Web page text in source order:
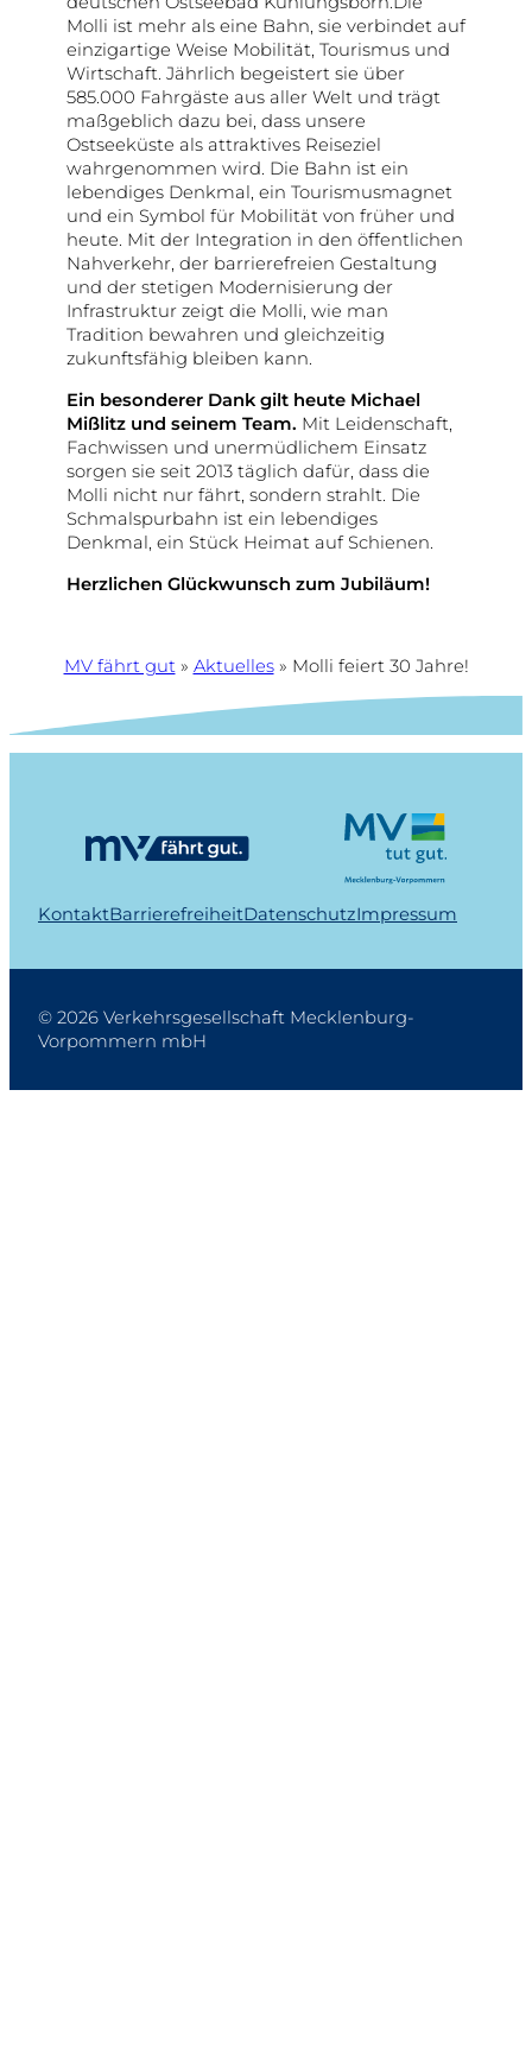
Molli ist mehr als eine Bahn, sie verbindet auf
einzigartige Weise Mobilität, Tourismus und
Wirtschaft. Jährlich begeistert sie über
585.000 Fahrgäste aus aller Welt und trägt
maßgeblich dazu bei, dass unsere
Ostseeküste als attraktives Reiseziel
wahrgenommen wird. Die Bahn ist ein
lebendiges Denkmal, ein Tourismusmagnet
und ein Symbol für Mobilität von früher und
heute. Mit der Integration in den öffentlichen
Nahverkehr, der barrierefreien Gestaltung
und der stetigen Modernisierung der
Infrastruktur zeigt die Molli, wie man
Tradition bewahren und gleichzeitig
zukunftsfähig bleiben kann.
Ein besonderer Dank gilt heute Michael
Mißlitz und seinem Team. Mit Leidenschaft,
Fachwissen und unermüdlichem Einsatz
sorgen sie seit 2013 täglich dafür, dass die
Molli nicht nur fährt, sondern strahlt. Die
Schmalspurbahn ist ein lebendiges
Denkmal, ein Stück Heimat auf Schienen.
Herzlichen Glückwunsch zum Jubiläum!
MV fährt gut» Aktuelles» Molli feiert 30 Jahre!
KontaktBarrierefreiheitDatenschutzImpressum
© 2026 Verkehrsgesellschaft Mecklenburg-
Vorpommern mbH